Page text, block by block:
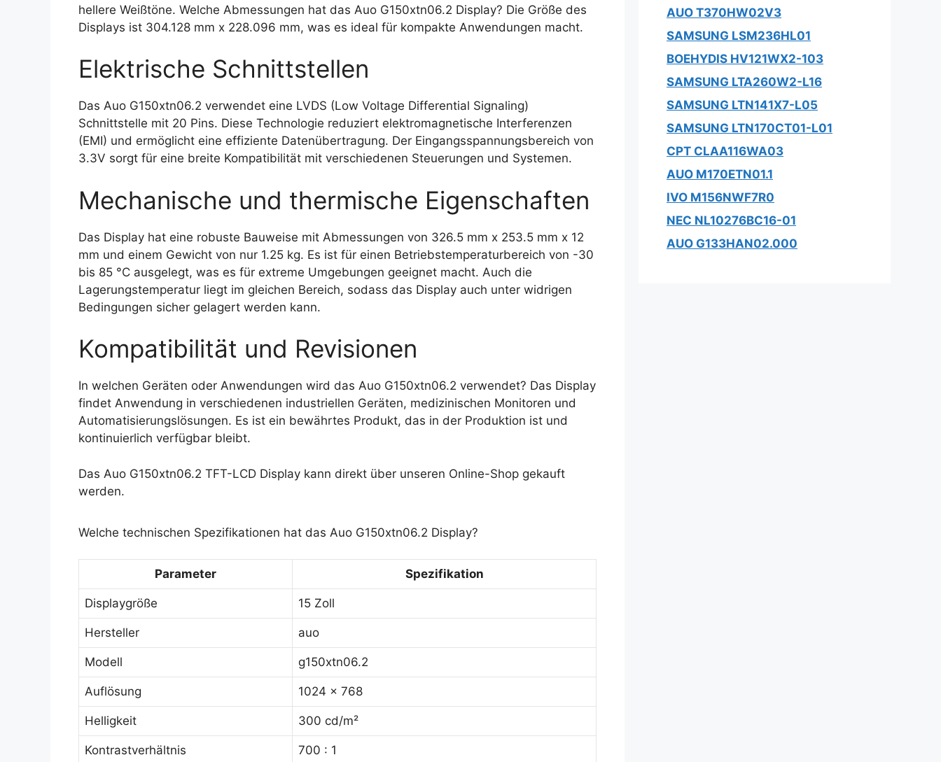
hellere Weißtöne. Welche Abmessungen hat das Auo G150xtn06.2 Display? Die Größe des
Displays ist 304.128 mm x 228.096 mm, was es ideal für kompakte Anwendungen macht.
Elektrische Schnittstellen
Das Auo G150xtn06.2 verwendet eine LVDS (Low Voltage Differential Signaling)
Schnittstelle mit 20 Pins. Diese Technologie reduziert elektromagnetische Interferenzen
(EMI) und ermöglicht eine effiziente Datenübertragung. Der Eingangsspannungsbereich von
3.3V sorgt für eine breite Kompatibilität mit verschiedenen Steuerungen und Systemen.
Mechanische und thermische Eigenschaften
Das Display hat eine robuste Bauweise mit Abmessungen von 326.5 mm x 253.5 mm x 12
mm und einem Gewicht von nur 1.25 kg. Es ist für einen Betriebstemperaturbereich von -30
bis 85 °C ausgelegt, was es für extreme Umgebungen geeignet macht. Auch die
Lagerungstemperatur liegt im gleichen Bereich, sodass das Display auch unter widrigen
Bedingungen sicher gelagert werden kann.
Kompatibilität und Revisionen
In welchen Geräten oder Anwendungen wird das Auo G150xtn06.2 verwendet? Das Display
findet Anwendung in verschiedenen industriellen Geräten, medizinischen Monitoren und
Automatisierungslösungen. Es ist ein bewährtes Produkt, das in der Produktion ist und
kontinuierlich verfügbar bleibt.
Das Auo G150xtn06.2 TFT-LCD Display kann direkt über unseren Online-Shop gekauft
werden.
Welche technischen Spezifikationen hat das Auo G150xtn06.2 Display?
Parameter Spezifikation
Displaygröße 15 Zoll
Hersteller auo
Modell g150xtn06.2
Auflösung 1024 x 768
Helligkeit 300 cd/m²
Kontrastverhältnis 700 : 1
AUO T370HW02V3
SAMSUNG LSM236HL01
BOEHYDIS HV121WX2-103
SAMSUNG LTA260W2-L16
SAMSUNG LTN141X7-L05
SAMSUNG LTN170CT01-L01
CPT CLAA116WA03
AUO M170ETN01.1
IVO M156NWF7R0
NEC NL10276BC16-01
AUO G133HAN02.000